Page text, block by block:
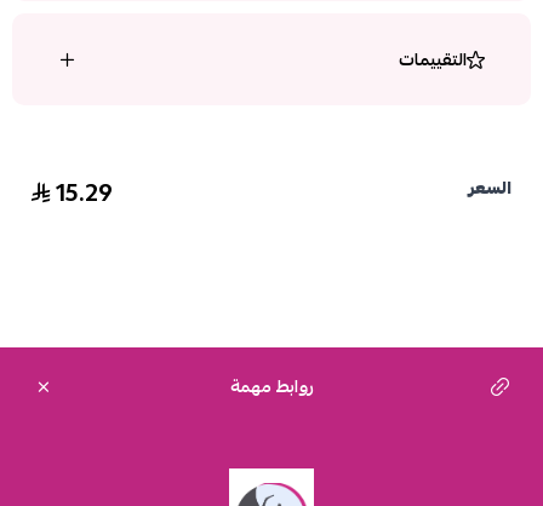
التقييمات
السعر 15.29
روابط مهمة